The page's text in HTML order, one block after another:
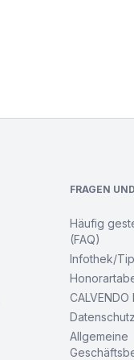
FRAGEN
Häufig
(FAQ)
Infothek/
Allgemeine